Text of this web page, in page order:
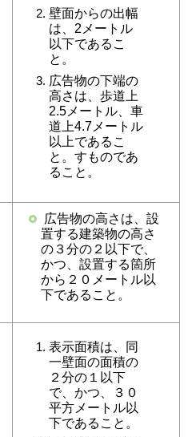
壁面からの出幅
は、2メートル
以下であるこ
と。
広告物の下端の
高さは、歩道上
2.5メートル、車
道上4.7メートル
以上であるこ
と。すものであ
ること。
広告物の高さは、設
置する建築物の高さ
の３分の２以下で、
かつ、設置する箇所
から２０メートル以
下であること。
表示面積は、同
一壁面の面積の
２分の１以下
で、かつ、３０
平方メートル以
下であること。